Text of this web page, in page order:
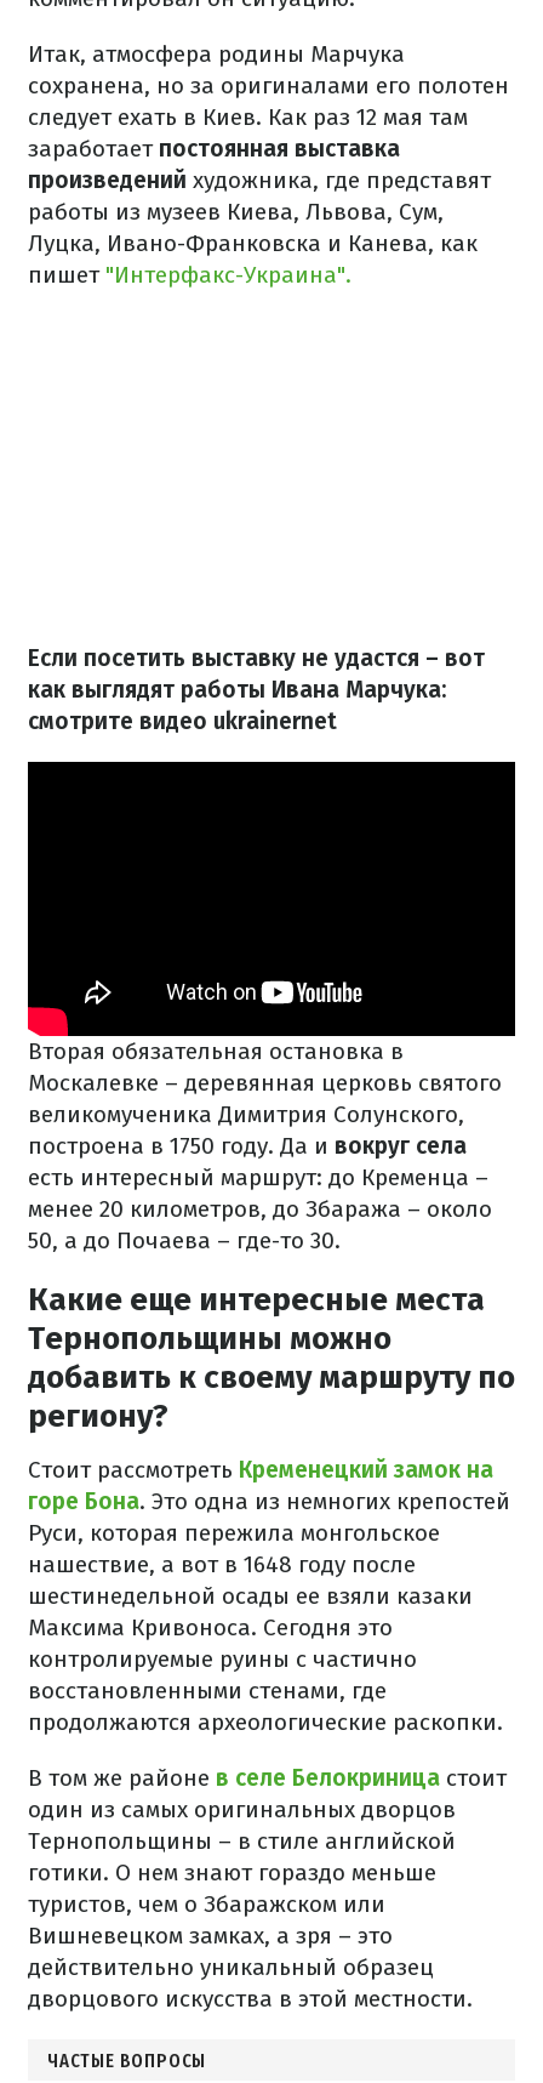
Итак, атмосфера родины Марчука
сохранена, но за оригиналами его полотен
следует ехать в Киев. Как раз 12 мая там
заработает постоянная выставка
произведений художника, где представят
работы из музеев Киева, Львова, Сум,
Луцка, Ивано-Франковска и Канева, как
пишет "Интерфакс-Украина".
Если посетить выставку не удастся – вот
как выглядят работы Ивана Марчука:
смотрите видео ukrainernet
Вторая обязательная остановка в
Москалевке – деревянная церковь святого
великомученика Димитрия Солунского,
построена в 1750 году. Да и вокруг села
есть интересный маршрут: до Кременца –
менее 20 километров, до Збаража – около
50, а до Почаева – где-то 30.
Какие еще интересные места
Тернопольщины можно
добавить к своему маршруту по
региону?
Стоит рассмотреть Кременецкий замок на
горе Бона. Это одна из немногих крепостей
Руси, которая пережила монгольское
нашествие, а вот в 1648 году после
шестинедельной осады ее взяли казаки
Максима Кривоноса. Сегодня это
контролируемые руины с частично
восстановленными стенами, где
продолжаются археологические раскопки.
В том же районе в селе Белокриница стоит
один из самых оригинальных дворцов
Тернопольщины – в стиле английской
готики. О нем знают гораздо меньше
туристов, чем о Збаражском или
Вишневецком замках, а зря – это
действительно уникальный образец
дворцового искусства в этой местности.
ЧАСТЫЕ ВОПРОСЫ